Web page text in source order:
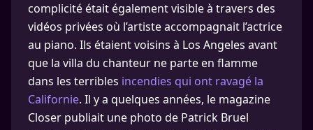
complicité était également visible à travers des
vidéos privées où l’artiste accompagnait l’actrice
au piano. Ils étaient voisins à Los Angeles avant
que la villa du chanteur ne parte en flamme
dans les terribles incendies qui ont ravagé la
Californie. Il y a quelques années, le magazine
Closer publiait une photo de Patrick Bruel